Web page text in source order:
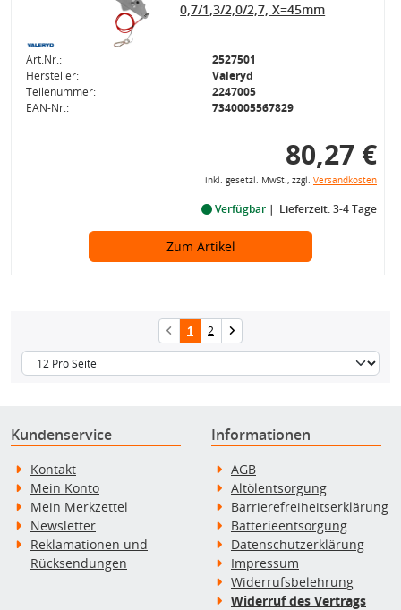
0,7/1,3/2,0/2,7, X=45mm
Art.Nr.:
2527501
Hersteller:
Valeryd
Teilenummer:
2247005
EAN-Nr.:
7340005567829
80,27 €
inkl. gesetzl. MwSt., zzgl. Versandkosten
Verfügbar Lieferzeit: 3-4 Tage
Zum Artikel
1 2
Kundenservice
Kontakt
Mein Konto
Mein Merkzettel
Newsletter
Reklamationen und
Rücksendungen
Informationen
AGB
Altölentsorgung
Barrierefreiheitserklärung
Batterieentsorgung
Datenschutzerklärung
Impressum
Widerrufsbelehrung
Widerruf des Vertrags